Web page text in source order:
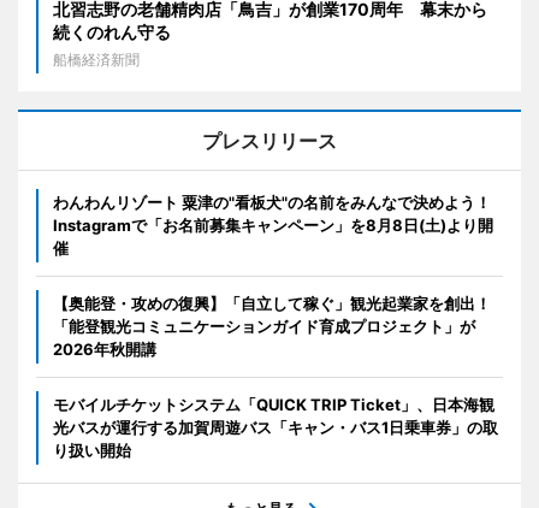
北習志野の老舗精肉店「鳥吉」が創業170周年 幕末から
続くのれん守る
船橋経済新聞
プレスリリース
わんわんリゾート 粟津の"看板犬"の名前をみんなで決めよう！
Instagramで「お名前募集キャンペーン」を8月8日(土)より開
催
【奥能登・攻めの復興】「自立して稼ぐ」観光起業家を創出！
「能登観光コミュニケーションガイド育成プロジェクト」が
2026年秋開講
モバイルチケットシステム「QUICK TRIP Ticket」、日本海観
光バスが運行する加賀周遊バス「キャン・バス1日乗車券」の取
り扱い開始